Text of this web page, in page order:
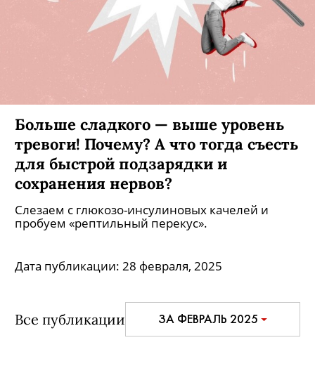
Больше сладкого — выше уровень
тревоги! Почему? А что тогда съесть
для быстрой подзарядки и
сохранения нервов?
Слезаем с глюкозо-инсулиновых качелей и
пробуем «рептильный перекус».
Дата публикации: 28 февраля, 2025
Все публикации ЗА ФЕВРАЛЬ 2025